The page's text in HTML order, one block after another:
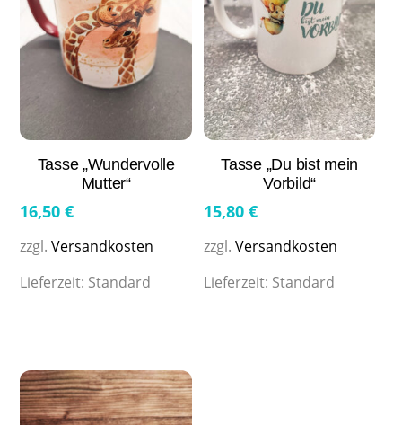
Tasse „Wundervolle
Mutter“
16,50€
zzgl.Versandkosten
Lieferzeit: Standard
Tasse „Du bist mein
Vorbild“
15,80 €
zzgl. Versandkosten
Lieferzeit: Standard